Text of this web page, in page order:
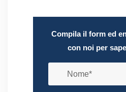
Compila il form ed
con noi per